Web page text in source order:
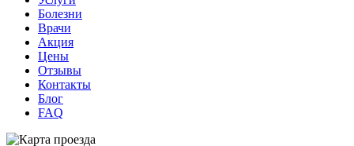
Болезни
Врачи
Акция
Цены
Отзывы
Контакты
Блог
FAQ